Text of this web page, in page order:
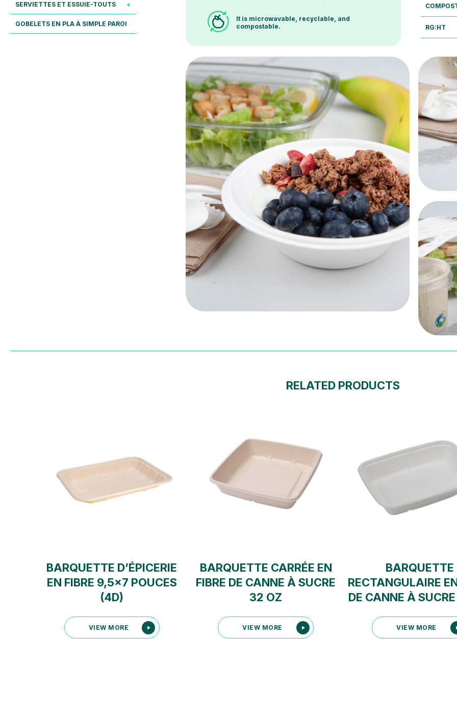
SERVIETTES ET ESSUIE-TOUTS
GOBELETS EN PLA À SIMPLE PAROI
It is microwavable, recyclable, and
compostable.
RG:HT
RELATED PRODUCTS
BARQUETTE D’ÉPICERIE
EN FIBRE 9,5×7 POUCES
(4D)
VIEW MORE
BARQUETTE CARRÉE EN
FIBRE DE CANNE À SUCRE
32 OZ
VIEW MORE
BARQUETTE
RECTANGULAIRE
DE CANNE À
VIEW MORE